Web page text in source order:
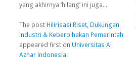
yang akhirnya ‘hilang’ ini juga…
The post Hilirisasi Riset, Dukungan
Industri & Keberpihakan Pemerintah
appeared first on Universitas Al
Azhar Indonesia.